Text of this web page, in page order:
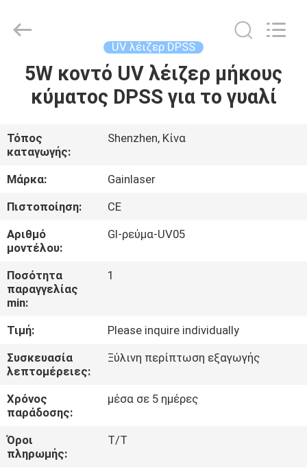
ΣΠΊΤΙ
ΠΕΡΊΠΟΥ
ΕΜΕΊΣ
ΓΎΡΟΣ
ΕΡΓΟΣΤΑΣΊΩΝ
ΠΟΙΟΤΙΚΌΣ
ΈΛΕΓΧΟΣ
ΜΑΣ
ΕΛΆΤΕ
ΣΕ
ΕΠΑΦΉ
ΜΕ
Gainlaser
Laser
Reserved.
UV λέιζερ DPSS
5W κοντό UV λέιζερ μήκους
κύματος DPSS για το γυαλί
Τόπος
καταγωγής:
Shenzhen, Κίνα
Μάρκα:
Gainlaser
Πιστοποίηση:
CE
Αριθμό
μοντέλου:
Gl-ρεύμα-UV05
Ποσότητα
παραγγελίας
min:
1
Τιμή:
Please inquire individually
Συσκευασία
λεπτομέρειες:
Ξύλινη περίπτωση εξαγωγής
Χρόνος
παράδοσης:
μέσα σε 5 ημέρες
Όροι
πληρωμής:
T/T